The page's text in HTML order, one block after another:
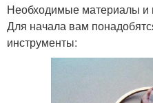
Необходимые материалы и
Для начала вам
инструменты: